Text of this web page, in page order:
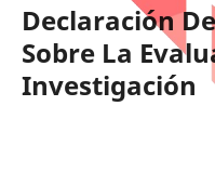
Declaración
Sobre La
Investigación